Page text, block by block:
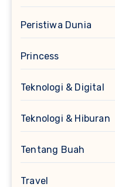
Peristiwa Dunia
Princess
Teknologi & Digital
Teknologi & Hiburan
Tentang Buah
Travel